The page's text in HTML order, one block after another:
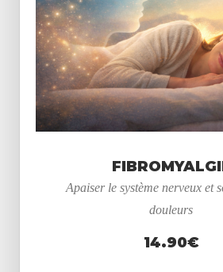
Apaiser le système nerveux et
douleurs
14.90€